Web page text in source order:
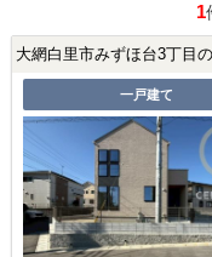
1
大網白里市みずほ台3丁目
一戸建て